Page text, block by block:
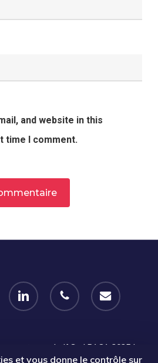
and website in this
time I comment.
linkedin phone email
associatif Sud PACA 2025 |
|Mentions légales| Politique de
et vous donne le contrôle sur